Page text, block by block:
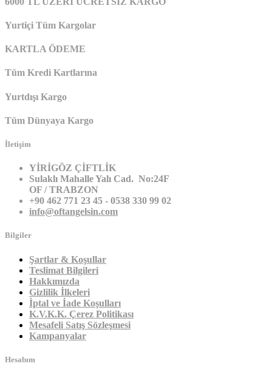
Yurtiçi Tüm Kargolar
KARTLA ÖDEME
Tüm Kredi Kartlarına
Yurtdışı Kargo
Tüm Dünyaya Kargo
İletişim
YİRİGÖZ ÇİFTLİK
Sulaklı Mahalle Yalı Cad. No:24F
OF / TRABZON
+90 462 771 23 45 - 0538 330 99 02
info@oftangelsin.com
Bilgiler
Şartlar & Koşullar
Teslimat Bilgileri
Hakkımızda
Gizlilik İlkeleri
İptal ve İade Koşulları
K.V.K.K. Çerez Politikası
Mesafeli Satış Sözleşmesi
Kampanyalar
Hesabım